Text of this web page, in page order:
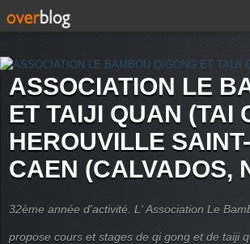
ASSOCIATION LE
ET TAIJI QUAN (TAI
HEROUVILLE
CAEN (CALVADOS,
32ème année d'activité. L' Association Le
propose cours et stages de qi gong et de taiji